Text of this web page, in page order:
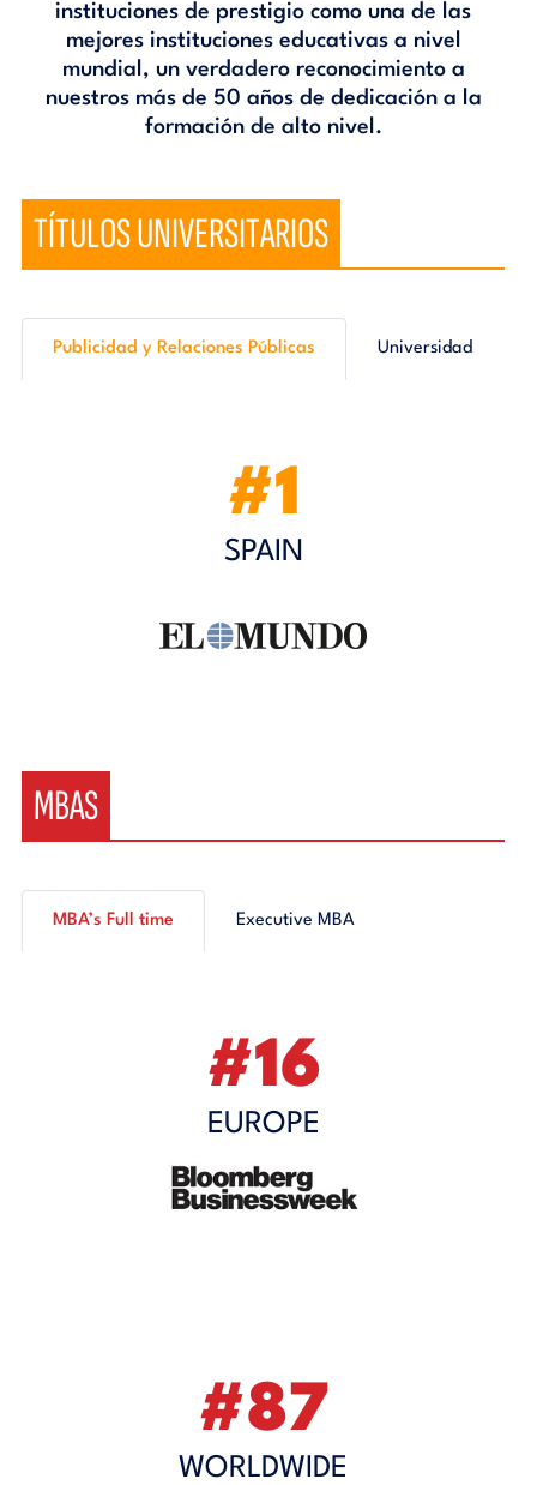
instituciones de prestigio como una de las
mejores instituciones educativas a nivel
mundial, un verdadero reconocimiento a
nuestros más de 50 años de dedicación a la
formación de alto nivel.
TÍTULOS UNIVERSITARIOS
Publicidad y Relaciones Públicas Universidad
#1
SPAIN
MBAS
MBA’s Full time Executive MBA
#16
EUROPE
#87
WORLDWIDE